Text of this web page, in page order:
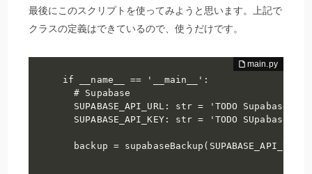
最後にこのスクリプトを使ってみようと思います。上記で
クラスの定義はできているので、使うだけです。
if __name__ == '__main__':
  # Supabase
SUPABASE_API_URL: str = 'TODO
SUPABASE_API_KEY: str = 'TODO
backup = supabaseBackup(SUPABASE_API_URL,